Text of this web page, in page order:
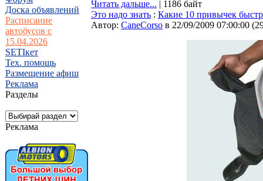
Доска объявлений
Расписание
автобусов с
15.04.2026
SETIкет
Тех. помощь
Размещение афиш
Реклама
Разделы
Реклама
Читать дальше... | 1186 байт
Это надо знать : Какие 10 привычек
Автор: CaneCorso в 22/09/2009 07:00:00 (